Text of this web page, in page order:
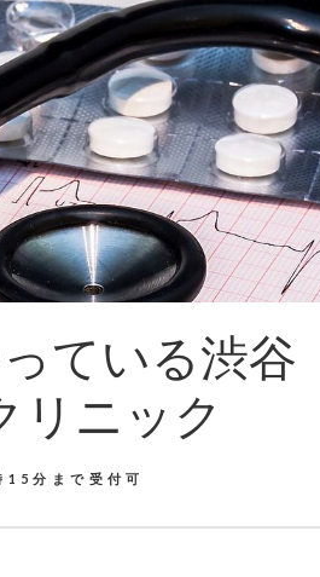
ている渋谷
リニック
15分まで受付可